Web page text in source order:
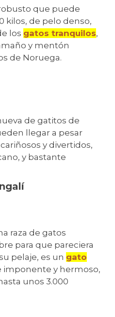
que puede
kilos, de pelo denso,
los gatos tranquilos,
y mentón
de Noruega.
de gatitos de
llegar a pesar
y divertidos,
y bastante
raza de gatos
para que pareciera
pelaje, es un gato
imponente y hermoso,
unos 3.000